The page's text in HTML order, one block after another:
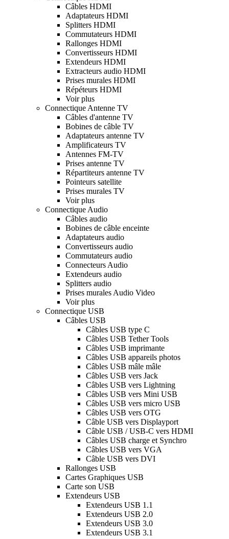
Câbles HDMI
Adaptateurs HDMI
Splitters HDMI
Commutateurs HDMI
Rallonges HDMI
Convertisseurs HDMI
Extendeurs HDMI
Extracteurs audio HDMI
Prises murales HDMI
Répéteurs HDMI
Voir plus
Connectique Antenne TV
Câbles d'antenne TV
Bobines de câble TV
Adaptateurs antenne TV
Amplificateurs TV
Antennes FM-TV
Prises antenne TV
Répartiteurs antenne TV
Pointeurs satellite
Prises murales TV
Voir plus
Connectique Audio
Câbles audio
Bobines de câble enceinte
Adaptateurs audio
Convertisseurs audio
Commutateurs audio
Connecteurs Audio
Extendeurs audio
Splitters audio
Prises murales Audio Video
Voir plus
Connectique USB
Câbles USB
Câbles USB type C
Câbles USB Tether Tools
Câbles USB imprimante
Câbles USB appareils photos
Câbles USB mâle mâle
Câbles USB vers Jack
Câbles USB vers Lightning
Câbles USB vers Mini USB
Câbles USB vers micro USB
Câbles USB vers OTG
Câble USB vers Displayport
Câble USB / USB-C vers HDMI
Câbles USB charge et Synchro
Câbles USB vers VGA
Câble USB vers DVI
Rallonges USB
Cartes Graphiques USB
Carte son USB
Extendeurs USB
Extendeurs USB 1.1
Extendeurs USB 2.0
Extendeurs USB 3.0
Extendeurs USB 3.1